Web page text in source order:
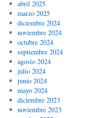
abril 2025
marzo 2025
diciembre 2024
noviembre 2024
octubre 2024
septiembre 2024
agosto 2024
julio 2024
junio 2024
mayo 2024
diciembre 2023
noviembre 2023